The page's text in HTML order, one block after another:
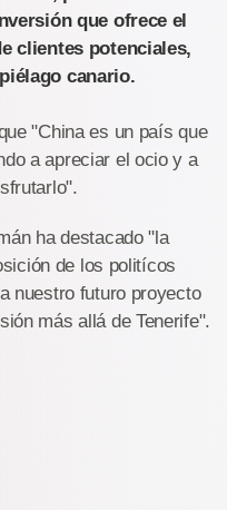
que ofrece el
clientes potenciales,
canario.
"China es un país que
a apreciar el ocio y a
ha destacado "la
de los politícos
nuestro futuro proyecto
más allá de Tenerife".